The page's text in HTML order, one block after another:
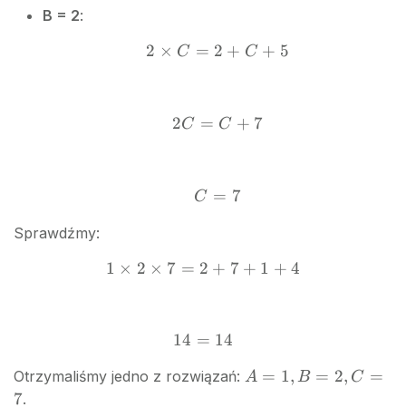
B = 2:
2
+ C
+ 5
2 × C = 2 + C + 5
2C
+
7
2C = C + 7
C
C = 7
Sprawdźmy:
1
\times
7 = 2
+ 7 +
1 × 2 × 7 = 2 + 7 + 1 + 4
14
14
14 = 14
Otrzymaliśmy jedno z rozwiązań: A
A = 1, B = 2, C =
7.